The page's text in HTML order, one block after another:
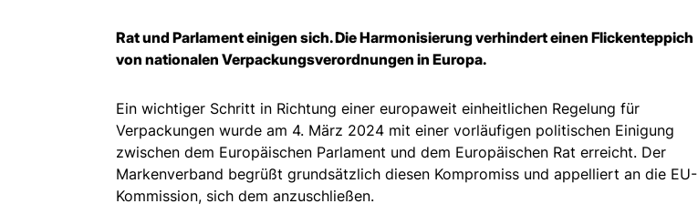
Rat und Parlament einigen sich. Die Harmonisierung verhindert einen Flickenteppich
von nationalen Verpackungsverordnungen in Europa.
Ein wichtiger Schritt in Richtung einer europaweit einheitlichen Regelung für
Verpackungen wurde am 4. März 2024 mit einer vorläufigen politischen Einigung
zwischen dem Europäischen Parlament und dem Europäischen Rat erreicht. Der
Markenverband begrüßt grundsätzlich diesen Kompromiss und appelliert an die EU-
Kommission, sich dem anzuschließen.